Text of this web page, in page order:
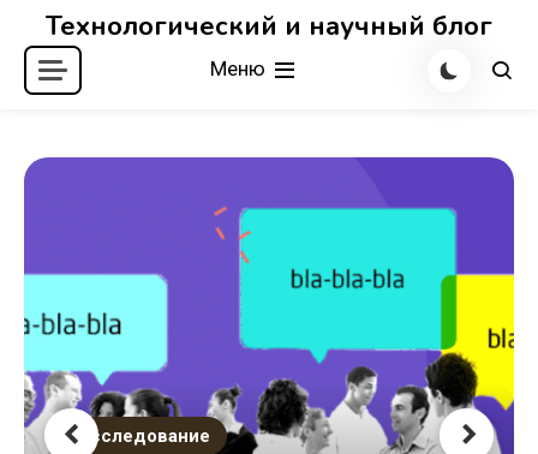
Перейти
содержимому
Технологический и научный блог
Меню
Исследование